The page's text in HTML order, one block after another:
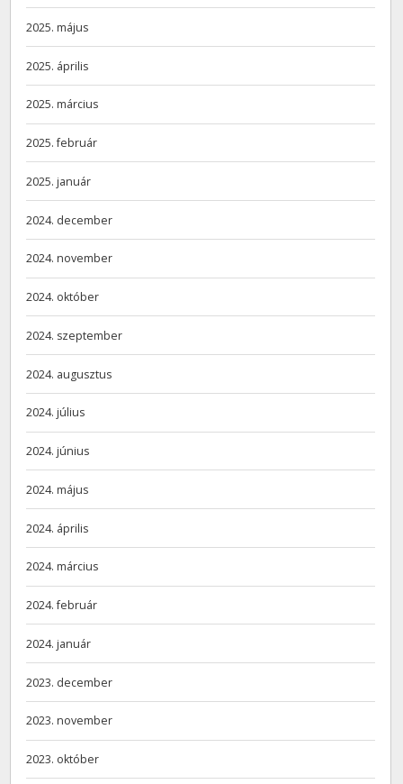
2025. május
2025. április
2025. március
2025. február
2025. január
2024. december
2024. november
2024. október
2024. szeptember
2024. augusztus
2024. július
2024. június
2024. május
2024. április
2024. március
2024. február
2024. január
2023. december
2023. november
2023. október